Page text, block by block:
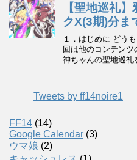
Tweets by ff14noire1
FF14 (14)
Google Calendar (3)
ウマ娘 (2)